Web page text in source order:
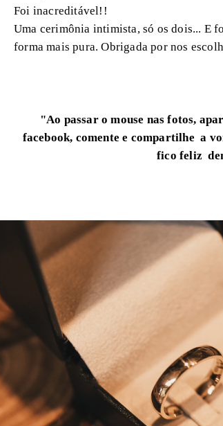
Foi inacreditável!!
Uma cerimônia intimista, só os dois... E
forma mais pura. Obrigada por nos
"Ao passar o mouse nas fotos,
facebook, comente e compartilhe a
fico feliz